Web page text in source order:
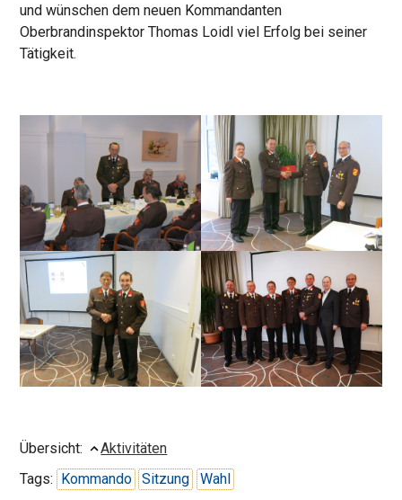
und wünschen dem neuen Kommandanten
Oberbrandinspektor Thomas Loidl viel Erfolg bei seiner
Tätigkeit.
Übersicht:
Aktivitäten
Tags: Kommando Sitzung Wahl